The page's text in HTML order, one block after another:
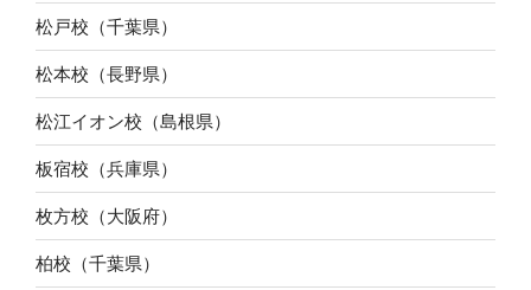
松戸校（千葉県）
松本校（長野県）
松江イオン校（島根県）
板宿校（兵庫県）
枚方校（大阪府）
柏校（千葉県）